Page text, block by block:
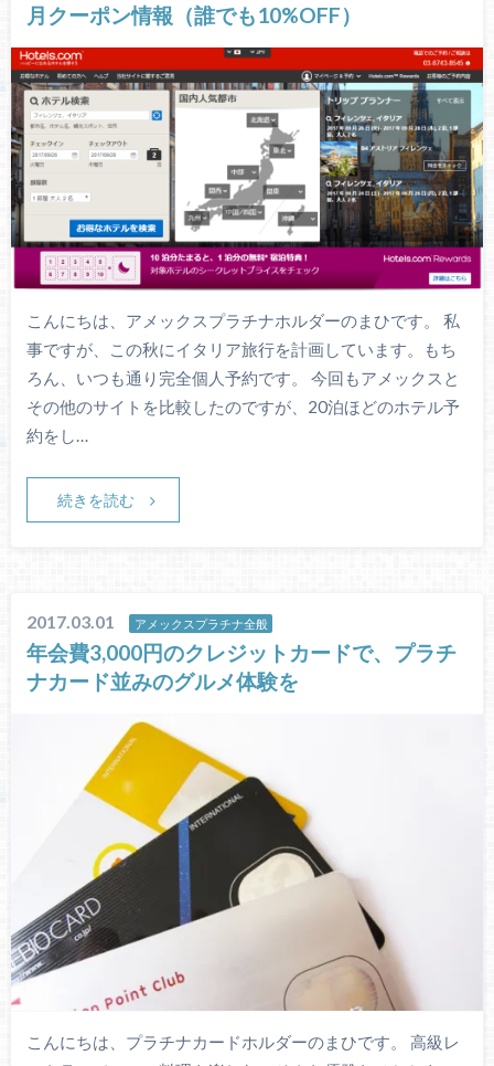
月クーポン情報（誰でも10%OFF）
こんにちは、アメックスプラチナホルダーのまひです。 私
事ですが、この秋にイタリア旅行を計画しています。もち
ろん、いつも通り完全個人予約です。 今回もアメックスと
その他のサイトを比較したのですが、20泊ほどのホテル予
約をし…
続きを読む
2017.03.01 アメックスプラチナ全般
年会費3,000円のクレジットカードで、プラチ
ナカード並みのグルメ体験を
こんにちは、プラチナカードホルダーのまひです。 高級レ